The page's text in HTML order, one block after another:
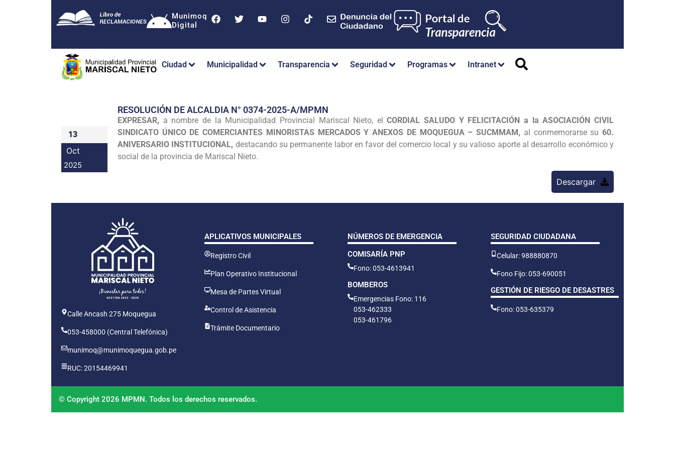
Munimoq
Digital
Ciudad Municipalidad Transparencia Seguridad Programas Intranet
13
Oct
2025
RESOLUCIÓN DE ALCALDIA N° 0374-2025-A/MPMN
EXPRESAR, a nombre de la Municipalidad Provincial Mariscal Nieto, elCORDIAL SALUDO Y FELICITACIÓN a la ASOCIACIÓN CIVIL
SINDICATO ÚNICO DE COMERCIANTES MINORISTAS MERCADOS Y ANEXOS DE MOQUEGUA – SUCMMAM, al conmemorarse su 60.
ANIVERSARIO INSTITUCIONAL, destacando su permanente labor en favor del comercio local y su valioso aporte al desarrollo económico y
social de la provincia de Mariscal Nieto.
Descargar
Calle Ancash 275 Moquegua
053-458000 (Central Telefónica)
munimoq@munimoquegua.gob.pe
RUC: 20154469941
APLICATIVOS MUNICIPALES
Registro Civil
Plan Operativo Institucional
Mesa de Partes Virtual
Control de Asistencia
Trámite Documentario
NÚMEROS DE EMERGENCIA
COMISARÍA PNP
Fono: 053-4613941
BOMBEROS
Emergencias Fono: 116
053-462333
053-461796
SEGURIDAD CIUDADANA
Celular: 988880870
Fono Fijo: 053-690051
GESTIÓN DE RIESGO DE DESASTRES
Fono: 053-635379
© Copyright 2026 MPMN. Todos los derechos reservados.